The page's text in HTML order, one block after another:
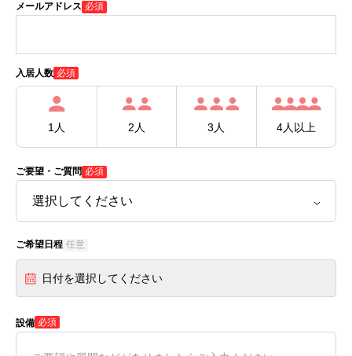
メールアドレス 必須
入居人数 必須
1人 2人 3人 4人以上
ご要望・ご質問 必須
ご希望日程 任意
日付を選択してください
設備 必須